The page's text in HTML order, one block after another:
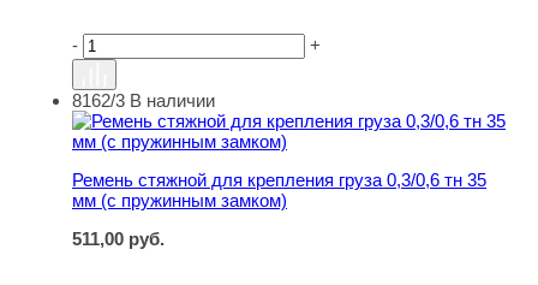
- +
Ремень стяжной для крепления груза 0,3/0,6 тн 35 мм
8162/3 В наличии
Ремень стяжной для крепления груза 0,3/0,6 тн 35
мм (с пружинным замком)
511,00 руб.